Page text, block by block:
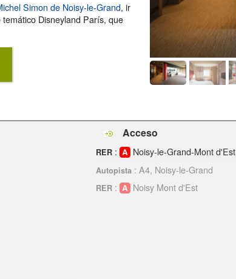
Simon de Noisy-le-Grand, ir
Disneyland París, que
Acceso
RER : Noisy-le-Grand-Mont d'Est
Autopista : A4, Noisy-le-Grand
RER : Noisy Mont d'Est